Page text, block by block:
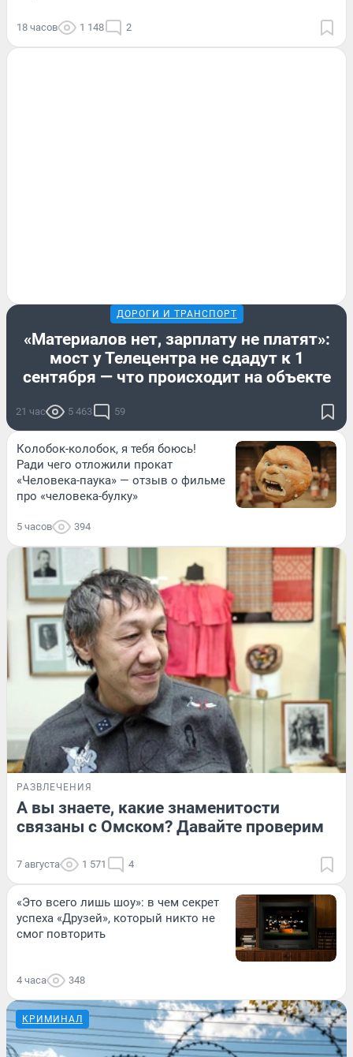
18 часов 1 148 2
ДОРОГИ И ТРАНСПОРТ
«Материалов нет, зарплату не платят»:
мост у Телецентра не сдадут к 1
сентября — что происходит на объекте
21 час 5 463 59
Колобок-колобок, я тебя боюсь!
Ради чего отложили прокат
«Человека-паука» — отзыв о фильме
про «человека-булку»
5 часов 394
РАЗВЛЕЧЕНИЯ
А вы знаете, какие знаменитости
связаны с Омском? Давайте проверим
7 августа 1 571 4
«Это всего лишь шоу»: в чем секрет
успеха «Друзей», который никто не
смог повторить
4 часа 348
КРИМИНАЛ